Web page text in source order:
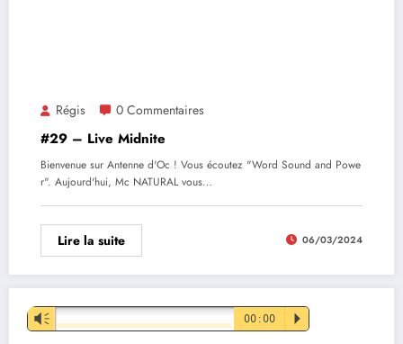
Régis 0 Commentaires
#29 – Live Midnite
Bienvenue sur Antenne d'Oc ! Vous écoutez "Word Sound and Powe
r". Aujourd'hui, Mc NATURAL vous…
Lire la suite 06/03/2024
Lecteur
audio
Vm 00:00 P